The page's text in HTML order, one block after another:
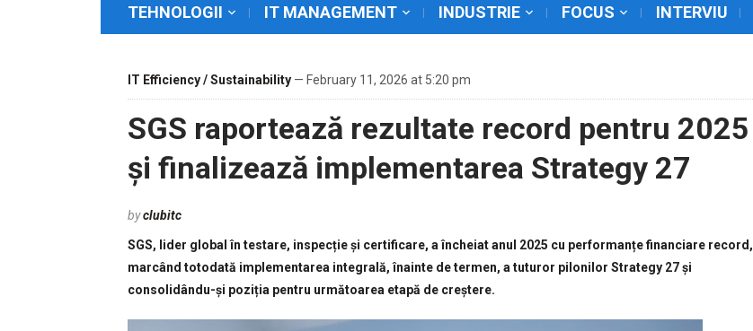
TEHNOLOGII IT MANAGEMENT INDUSTRIE FOCUS INTERVIU
IT Efficiency / Sustainability — February 11, 2026 at 5:20 pm
SGS raportează rezultate record pentru 2025
și finalizează implementarea Strategy 27
byclubitc
SGS, lider global în testare, inspecție și certificare, a încheiat anul 2025 cu performanțe financiare record,
marcând totodată implementarea integrală, înainte de termen, a tuturor pilonilor Strategy 27 și
consolidându-și poziția pentru următoarea etapă de creștere.